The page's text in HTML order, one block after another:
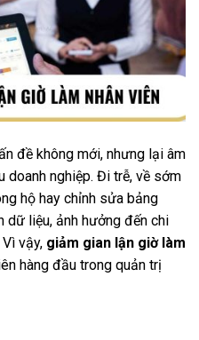
đề không mới, nhưng lại âm
doanh nghiệp. Đi trễ, về sớm
hộ hay chỉnh sửa bảng
dữ liệu, ảnh hưởng đến chi
vậy, giảm gian lận giờ làm
hàng đầu trong quản trị